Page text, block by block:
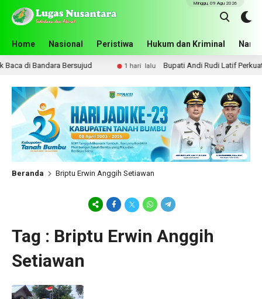
Home Nasional Peristiwa Hukum dan Kriminal
Minggu, 09 Agu 2026
di Bandara Bersujud 1 hari lalu Bupati Andi Rudi Latif Perkuat
Beranda Briptu Erwin Anggih Setiawan
Tag : Briptu Erwin Anggih
Setiawan